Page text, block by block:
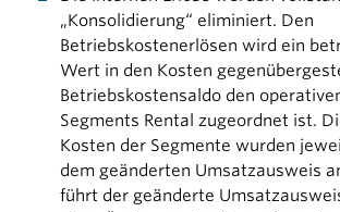
„Konsolidierung“ eliminiert. Den
Betriebskostenerlösen wird ein
Wert in den Kosten
Betriebskostensaldo den
Segments Rental zugeordnet ist.
Kosten der Segmente wurden
dem geänderten Umsatzausweis
führt der geänderte